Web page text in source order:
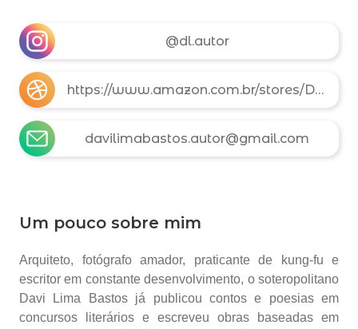
@dl.autor
https://www.amazon.com.br/stores/Davi-Lima-Bastos/author/B0F89GDDFY
davilimabastos.autor@gmail.com
Um pouco sobre mim
Arquiteto, fotógrafo amador, praticante de kung-fu e
escritor em constante desenvolvimento, o soteropolitano
Davi Lima Bastos já publicou contos e poesias em
concursos literários e escreveu obras baseadas em